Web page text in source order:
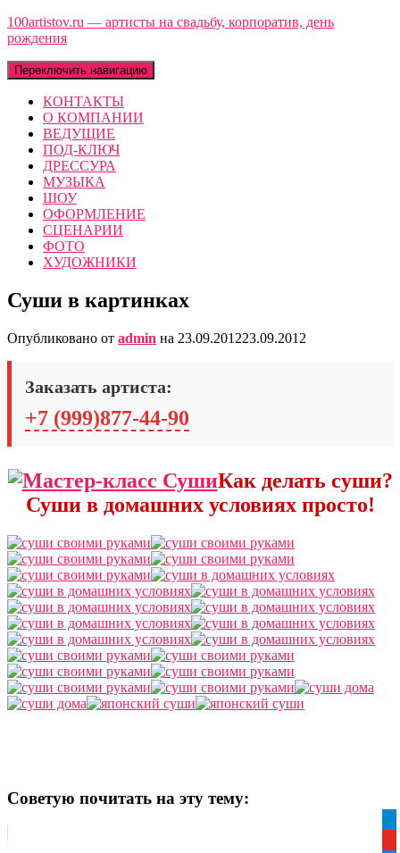
100artistov.ru — артисты на свадьбу, корпоратив, день
рождения
Переключить навигацию
КОНТАКТЫ
О КОМПАНИИ
ВЕДУЩИЕ
ПОД-КЛЮЧ
ДРЕССУРА
МУЗЫКА
ШОУ
ОФОРМЛЕНИЕ
СЦЕНАРИИ
ФОТО
ХУДОЖНИКИ
Суши в картинках
Опубликовано от admin на 23.09.201223.09.2012
Заказать артиста:
+7 (999)877-44-90
Как делать суши?
Суши в домашних условиях просто!
Советую почитать на эту тему: